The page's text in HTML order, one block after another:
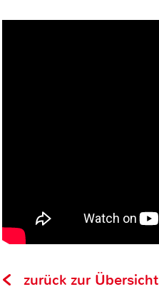
zurück zur Übersicht